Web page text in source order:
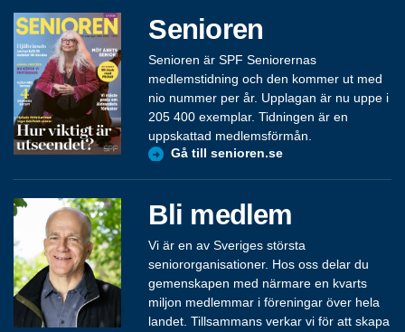
Senioren
Senioren är SPF Seniorernas
medlemstidning och den kommer ut med
nio nummer per år. Upplagan är nu uppe i
205 400 exemplar. Tidningen är en
uppskattad medlemsförmån.
Gå till senioren.se
Bli medlem
Vi är en av Sveriges största
seniororganisationer. Hos oss delar du
gemenskapen med närmare en kvarts
miljon medlemmar i föreningar över hela
landet. Tillsammans verkar vi för att skapa